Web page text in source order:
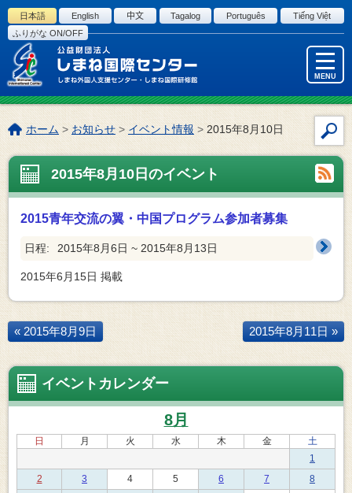
このページの本文へ
日本語 English 中文 Tagalog Português
Tiếng Việt
ふりがな ON/OFF
MENU
イ
ト
内
こ
の
ペ
ジ
ホーム> お知らせ> イベント情報 >2015年8月10日
2015年8月10日のイベント
2015青年交流の翼・中国プログラム参加者募集
日程: 2015年8月6日 ~ 2015年8月13日
2015年6月15日 掲載
« 2015年8月9日 2015年8月11日 »
イベントカレンダー
8月
日 月 火 水 木 金
土
1
2
3 4 5 6 7
8